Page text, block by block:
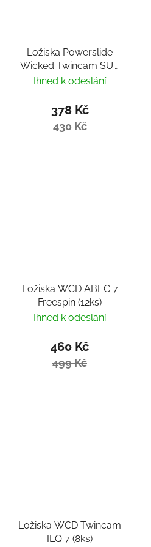
Ložiska Powerslide
Wicked Twincam SUS
Rustproof (4ks)
Ihned k odeslání
378 Kč
430 Kč
Ložiska WCD ABEC 7
Freespin (12ks)
Ihned k odeslání
460 Kč
499 Kč
Ložiska WCD Twincam
ILQ 7 (8ks)